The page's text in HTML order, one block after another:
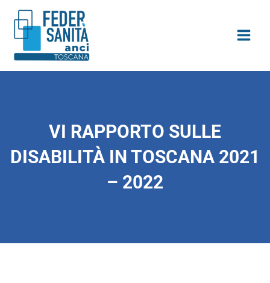
contenuto
contenuto
VI RAPPORTO SULLE
DISABILITÀ IN TOSCANA 2021
– 2022